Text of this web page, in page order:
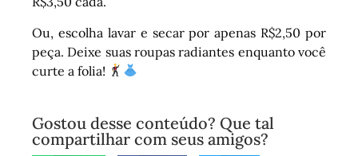
Ou, escolha lavar e secar por apenas R$2,50 por
peça. Deixe suas roupas radiantes enquanto você
curte a folia!
Gostou desse conteúdo? Que tal
compartilhar com seus amigos?